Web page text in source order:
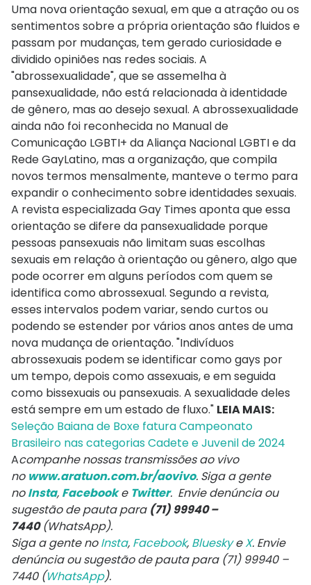
Uma nova orientação sexual, em que a atração ou os
sentimentos sobre a própria orientação são fluidos e
passam por mudanças, tem gerado curiosidade e
dividido opiniões nas redes sociais. A
"abrossexualidade", que se assemelha à
pansexualidade, não está relacionada à identidade
de gênero, mas ao desejo sexual. A abrossexualidade
ainda não foi reconhecida no Manual de
Comunicação LGBTI+ da Aliança Nacional LGBTI e da
Rede GayLatino, mas a organização, que compila
novos termos mensalmente, manteve o termo para
expandir o conhecimento sobre identidades sexuais.
A revista especializada Gay Times aponta que essa
orientação se difere da pansexualidade porque
pessoas pansexuais não limitam suas escolhas
sexuais em relação à orientação ou gênero, algo que
pode ocorrer em alguns períodos com quem se
identifica como abrossexual. Segundo a revista,
esses intervalos podem variar, sendo curtos ou
podendo se estender por vários anos antes de uma
nova mudança de orientação. "Indivíduos
abrossexuais podem se identificar como gays por
um tempo, depois como assexuais, e em seguida
como bissexuais ou pansexuais. A sexualidade deles
está sempre em um estado de fluxo." LEIA MAIS:
Seleção Baiana de Boxe fatura Campeonato
Brasileiro nas categorias Cadete e Juvenil de 2024
Acompanhe nossas transmissões ao vivo
no www.aratuon.com.br/aovivo. Siga a gente
noInsta, Facebooke Twitter. Envie denúncia ou
sugestão de pauta para (71) 99940 –
7440(WhatsApp).
Siga a gente noInsta, Facebook, BlueskyeX. Envie
denúncia ou sugestão de pauta para (71) 99940 –
7440 (WhatsApp).